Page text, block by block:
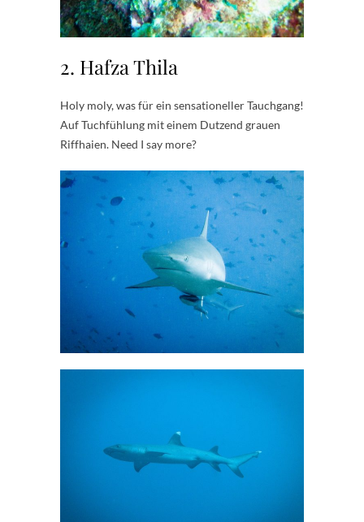
2. Hafza Thila
Holy moly, was für ein sensationeller Tauchgang!
Auf Tuchfühlung mit einem Dutzend grauen
Riffhaien. Need I say more?